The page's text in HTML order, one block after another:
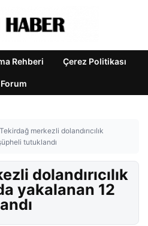
Rehberi Çerez Politikası
Forum
Tekirdağ merkezli dolandırıcılık
tutuklandı
dolandırıcılık
yakalanan 12